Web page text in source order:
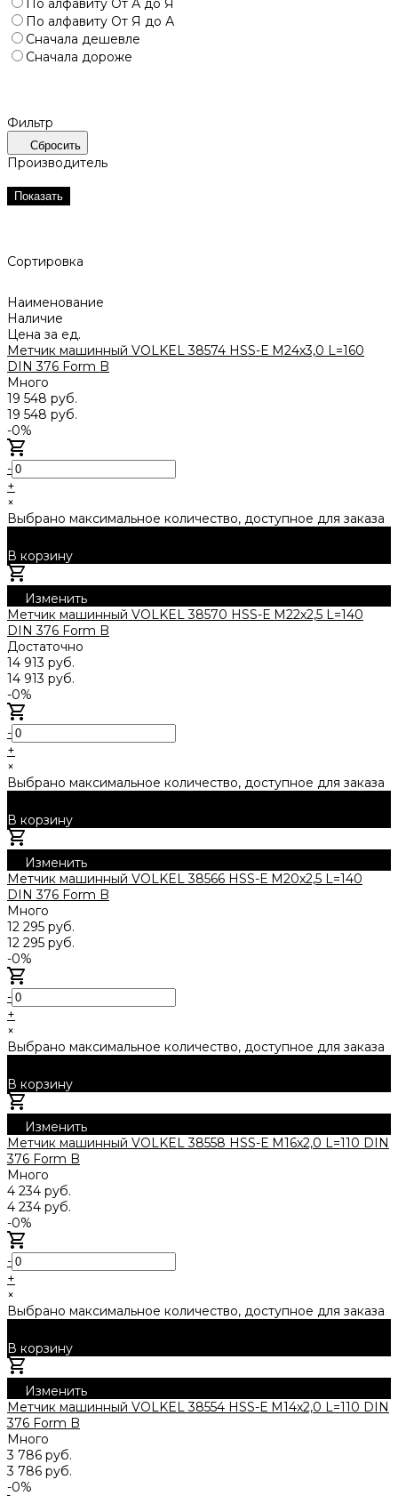
По алфавиту От Я до А
Сначала дешевле
Сначала дороже
Фильтр
Сбросить
Производитель
Показать
Сортировка
Наименование
Наличие
Цена за ед.
Метчик машинный VOLKEL 38574 HSS-Е M24x3,0 L=160
DIN 376 Form B
Много
19 548 руб.
19 548 руб.
-0%
-
+
×
Выбрано максимальное количество, доступное для заказа
В корзину
Изменить
Метчик машинный VOLKEL 38570 HSS-Е M22x2,5 L=140
DIN 376 Form B
Достаточно
14 913 руб.
14 913 руб.
-0%
-
+
×
Выбрано максимальное количество, доступное для заказа
В корзину
Изменить
Метчик машинный VOLKEL 38566 HSS-Е M20x2,5 L=140
DIN 376 Form B
Много
12 295 руб.
12 295 руб.
-0%
-
+
×
Выбрано максимальное количество, доступное для заказа
В корзину
Изменить
Метчик машинный VOLKEL 38558 HSS-Е M16x2,0 L=110 DIN
376 Form B
Много
4 234 руб.
4 234 руб.
-0%
-
+
×
Выбрано максимальное количество, доступное для заказа
В корзину
Изменить
Метчик машинный VOLKEL 38554 HSS-Е M14x2,0 L=110 DIN
376 Form B
Много
3 786 руб.
3 786 руб.
-0%